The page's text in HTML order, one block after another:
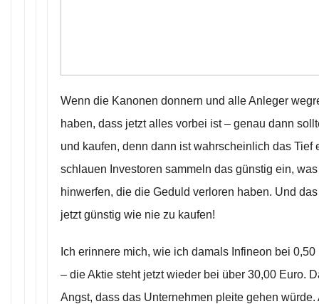
Wenn die Kanonen donnern und alle Anleger
haben, dass jetzt alles vorbei ist – genau dann
und kaufen, denn dann ist wahrscheinlich das Tief
schlauen Investoren sammeln das günstig ein,
hinwerfen, die die Geduld verloren haben. Und
jetzt günstig wie nie zu kaufen!
Ich erinnere mich, wie ich damals Infineon bei
– die Aktie steht jetzt wieder bei über 30,00 Euro.
Angst, dass das Unternehmen pleite gehen würde.